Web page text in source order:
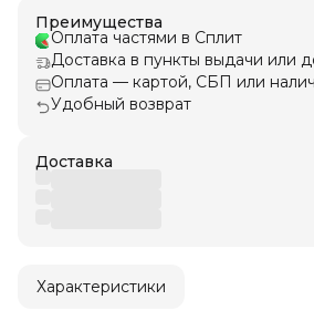
Преимущества
Оплата частями в Сплит
Доставка в пункты выдачи или
Оплата — картой, СБП или
Удобный возврат
Доставка
Характеристики